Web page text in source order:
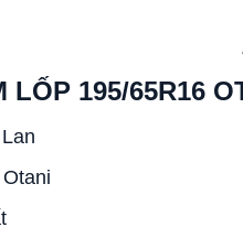
195/65R16